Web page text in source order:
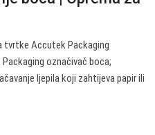
tvrtke Accutek Packaging
označivač boca;
ljepila koji zahtijeva papir ili